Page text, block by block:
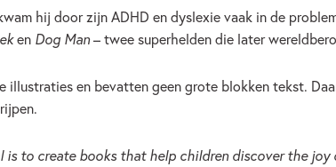
hij door zijn ADHD en dyslexie vaak in de
en Dog Man– twee superhelden die later
illustraties en bevatten geen grote blokken tekst.
is to create books that help children discover the